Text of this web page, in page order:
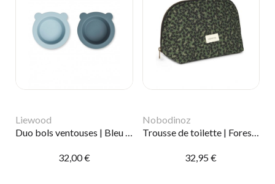
Liewood
Duo bols ventouses | Bleu mix
32,00 €
Nobodinoz
Trousse de toilette | Forest Yumiko
32,95 €